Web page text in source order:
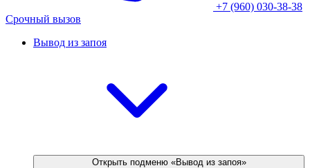
+7 (960) 030-38-38
Срочный вызов
Вывод из запоя
Открыть подменю «Вывод из запоя»